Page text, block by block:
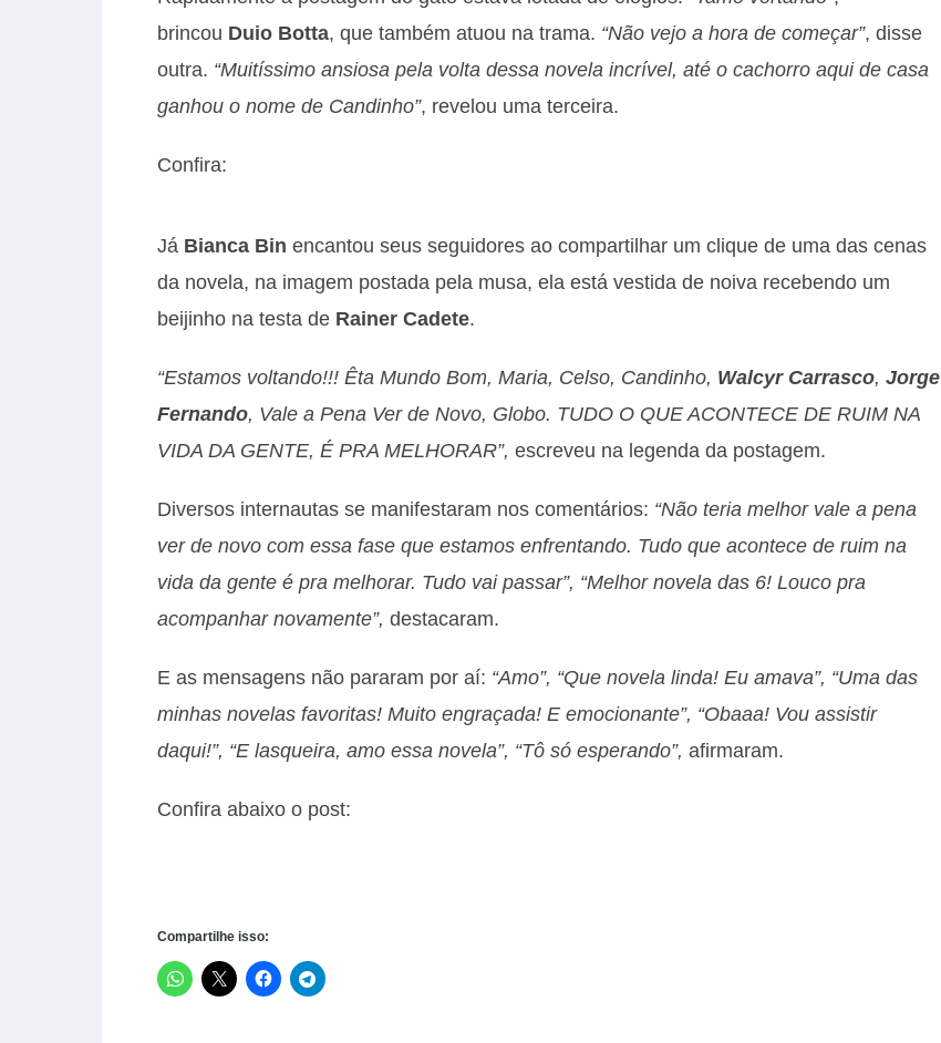
brincou Duio Botta, que também atuou na trama. “Não vejo a hora de começar”, disse
outra. “Muitíssimo ansiosa pela volta dessa novela incrível, até o cachorro aqui de casa
ganhou o nome de Candinho”, revelou uma terceira.
Confira:
Já Bianca Bin encantou seus seguidores ao compartilhar um clique de uma das cenas
da novela, na imagem postada pela musa, ela está vestida de noiva recebendo um
beijinho na testa de Rainer Cadete.
“Estamos voltando!!! Êta Mundo Bom, Maria, Celso, Candinho, Walcyr Carrasco, Jorge
Fernando, Vale a Pena Ver de Novo, Globo. TUDO O QUE ACONTECE DE RUIM NA
VIDA DA GENTE, É PRA MELHORAR”, escreveu na legenda da postagem.
Diversos internautas se manifestaram nos comentários: “Não teria melhor vale a pena
ver de novo com essa fase que estamos enfrentando. Tudo que acontece de ruim na
vida da gente é pra melhorar. Tudo vai passar”, “Melhor novela das 6! Louco pra
acompanhar novamente”, destacaram.
E as mensagens não pararam por aí: “Amo”, “Que novela linda! Eu amava”, “Uma das
minhas novelas favoritas! Muito engraçada! E emocionante”, “Obaaa! Vou assistir
daqui!”, “E lasqueira, amo essa novela”, “Tô só esperando”, afirmaram.
Confira abaixo o post:
Compartilhe isso: